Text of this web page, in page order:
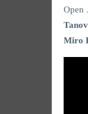
Open
Miro